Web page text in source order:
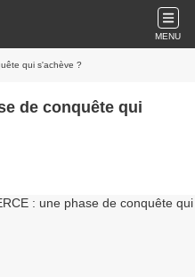
MENU
qui s'achève ?
de conquête qui